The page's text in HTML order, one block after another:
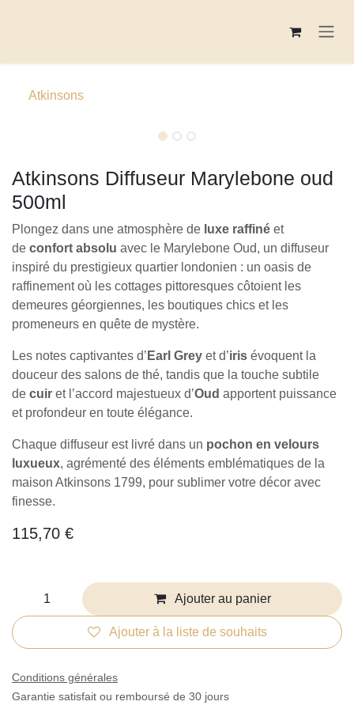
Atkinsons
Coup de coeur!
Coup de coeur!
Atkinsons Diffuseur Marylebone oud
500ml
Plongez dans une atmosphère de luxe raffinéet
de confort absolu avec le Marylebone Oud, un diffuseur
inspiré du prestigieux quartier londonien : un oasis de
raffinement où les cottages pittoresques côtoient les
demeures géorgiennes, les boutiques chics et les
promeneurs en quête de mystère.
Les notes captivantes d’Earl Greyet d’irisévoquent la
douceur des salons de thé, tandis que la touche subtile
de cuiret l’accord majestueux d’Oudapportent puissance
et profondeur en toute élégance.
Chaque diffuseur est livré dans un pochon en velours
luxueux, agrémenté des éléments emblématiques de la
maison Atkinsons 1799, pour sublimer votre décor avec
finesse.
115,70 €
Ajouter au panier
Ajouter à la liste de souhaits
Conditions générales
Garantie satisfait ou remboursé de 30 jours